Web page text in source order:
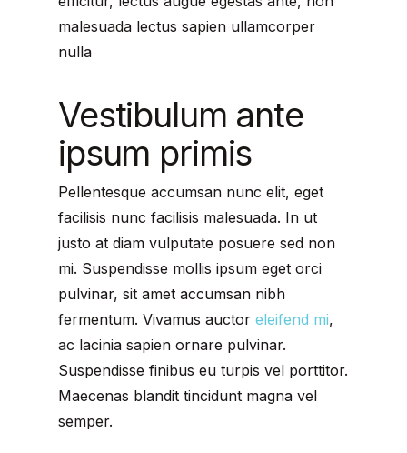
malesuada lectus sapien ullamcorper
nulla
Vestibulum ante
ipsum primis
Pellentesque accumsan nunc elit, eget
facilisis nunc facilisis malesuada. In ut
justo at diam vulputate posuere sed non
mi. Suspendisse mollis ipsum eget orci
pulvinar, sit amet accumsan nibh
fermentum. Vivamus auctor eleifend mi,
ac lacinia sapien ornare pulvinar.
Suspendisse finibus eu turpis vel porttitor.
Maecenas blandit tincidunt magna vel
semper.